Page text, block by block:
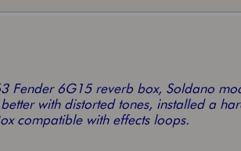
Fender 6G15 reverb box, Soldano
with distorted tones, installed a
compatible with effects loops.